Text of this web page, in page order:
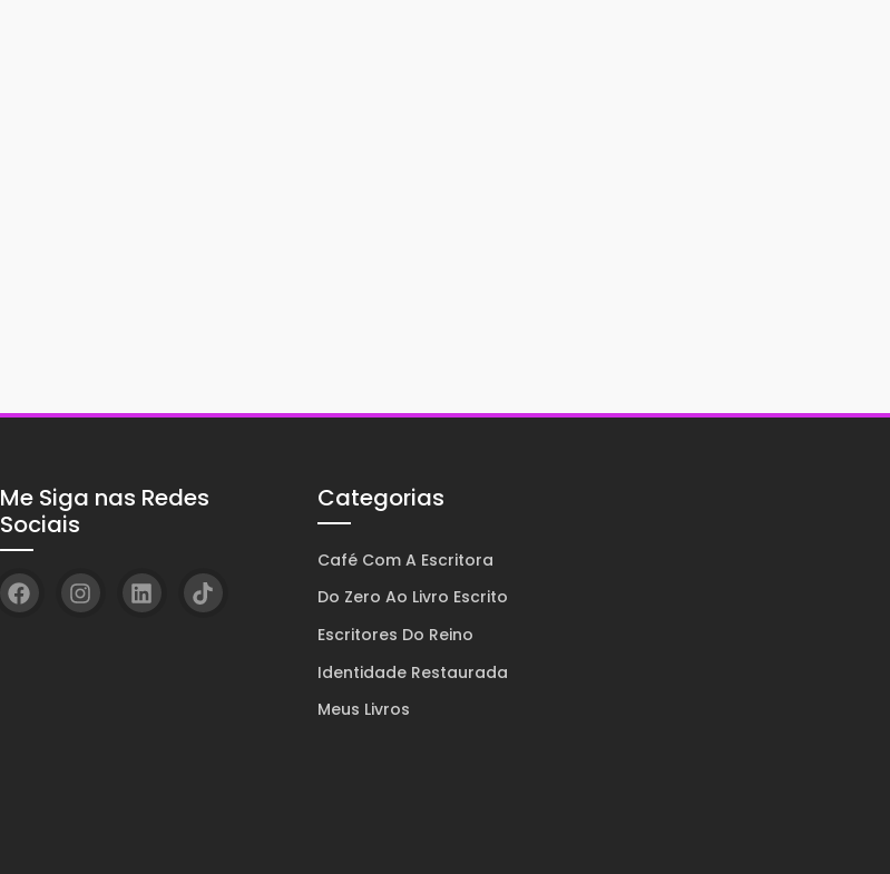
Me Siga nas Redes
Sociais
Categorias
Café Com A Escritora
Do Zero Ao Livro Escrito
Escritores Do Reino
Identidade Restaurada
Meus Livros